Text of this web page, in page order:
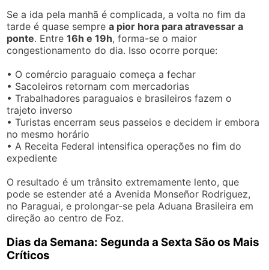
Se a ida pela manhã é complicada, a volta no fim da
tarde é quase semprea pior hora para atravessar a
ponte. Entre16h e 19h, forma-se o maior
congestionamento do dia. Isso ocorre porque:
• O comércio paraguaio começa a fechar
• Sacoleiros retornam com mercadorias
• Trabalhadores paraguaios e brasileiros fazem o
trajeto inverso
• Turistas encerram seus passeios e decidem ir embora
no mesmo horário
• A Receita Federal intensifica operações no fim do
expediente
O resultado é um trânsito extremamente lento, que
pode se estender até a Avenida Monseñor Rodriguez,
no Paraguai, e prolongar-se pela Aduana Brasileira em
direção ao centro de Foz.
Dias da Semana: Segunda a Sexta São os Mais
Críticos